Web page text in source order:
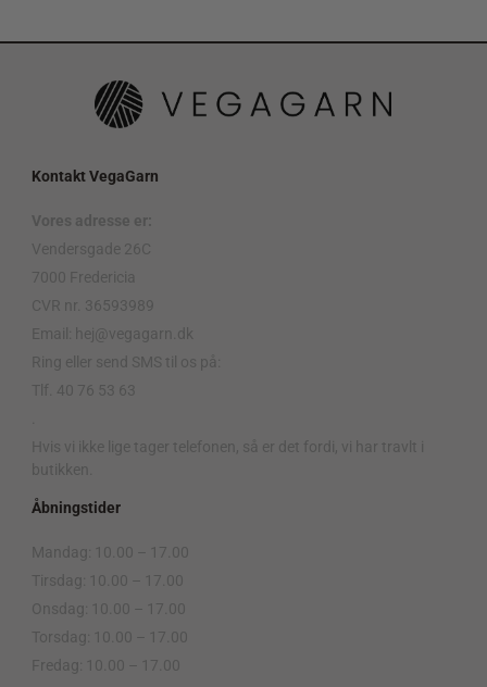
Kontakt VegaGarn
Vores adresse er:
Vendersgade 26C
7000 Fredericia
CVR nr. 36593989
Email: hej@vegagarn.dk
Ring eller send SMS til os på:
Tlf. 40 76 53 63
Hvis vi ikke lige tager telefonen, så er det fordi, vi har travlt i
butikken.
Åbningstider
Mandag: 10.00 – 17.00
Tirsdag: 10.00 – 17.00
Onsdag: 10.00 – 17.00
Torsdag: 10.00 – 17.00
Fredag: 10.00 – 17.00